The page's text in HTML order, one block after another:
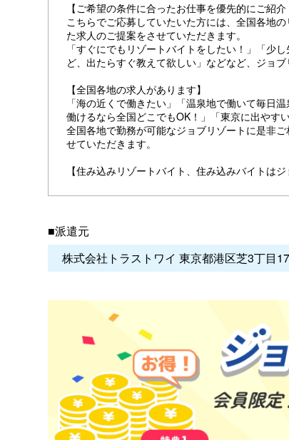
【ご希望の条件に合ったお仕事を優先的にご紹介
こちらでご応募していたいた方には、全国各地
た求人のご提案をさせていただきます。
「すぐにでもリゾートバイトをしたい！」「少
ど、出たらすぐ教えて欲しい」などなど、ジョ
【全国各地の求人があります】
「海の近くで働きたい」「温泉地で働いて毎日
働けるなら全国どこでもOK！」「東京に出やす
全国各地で勤務が可能なジョブリゾートに是非
せていただきます。
【住み込みリゾートバイト、住み込みバイトは
■派遣元
株式会社トラストワイ 東京都港区芝3丁目